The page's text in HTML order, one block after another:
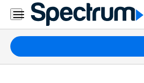
Residencial
Business
Paquetes
Internet